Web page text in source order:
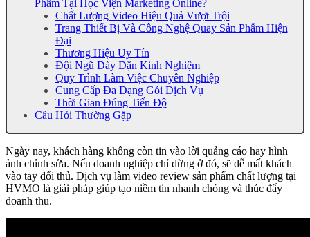
Phẩm Tại Học Viện Marketing Online?
Chất Lượng Video Hiệu Quả Vượt Trội
Trang Thiết Bị Và Công Nghệ Quay Sản Phẩm Hiện
Đại
Thương Hiệu Uy Tín
Đội Ngũ Dày Dặn Kinh Nghiệm
Quy Trình Làm Việc Chuyên Nghiệp
Cung Cấp Đa Dạng Gói Dịch Vụ
Thời Gian Đúng Tiến Độ
Câu Hỏi Thường Gặp
Ngày nay, khách hàng không còn tin vào lời quảng cáo hay hình
ảnh chỉnh sửa. Nếu doanh nghiệp chỉ dừng ở đó, sẽ dễ mất khách
vào tay đối thủ. Dịch vụ làm video review sản phẩm chất lượng tại
HVMO là giải pháp giúp tạo niềm tin nhanh chóng và thúc đẩy
doanh thu.